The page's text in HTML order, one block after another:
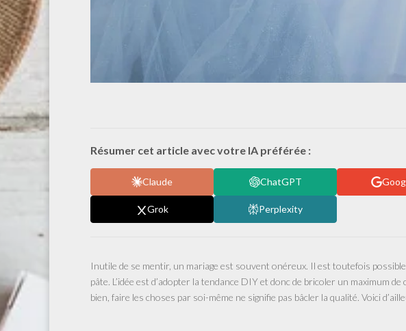
Résumer cet article avec votre IA préférée :
Claude ChatGPT
Grok Perplexity
Inutile de se mentir, un mariage est souvent onéreux. Il est toutefois
pâte. L’idée est d’adopter la tendance DIY et donc de bricoler un maximum
bien, faire les choses par soi-même ne signifie pas bâcler la qualité. Voici